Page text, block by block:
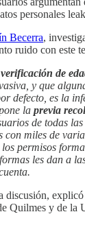
personales
Becerra,
ruido con este
de
y que
defecto, es la
la previa
de todas
con miles de
permisos
les dan a
discusión,
Quilmes y de la